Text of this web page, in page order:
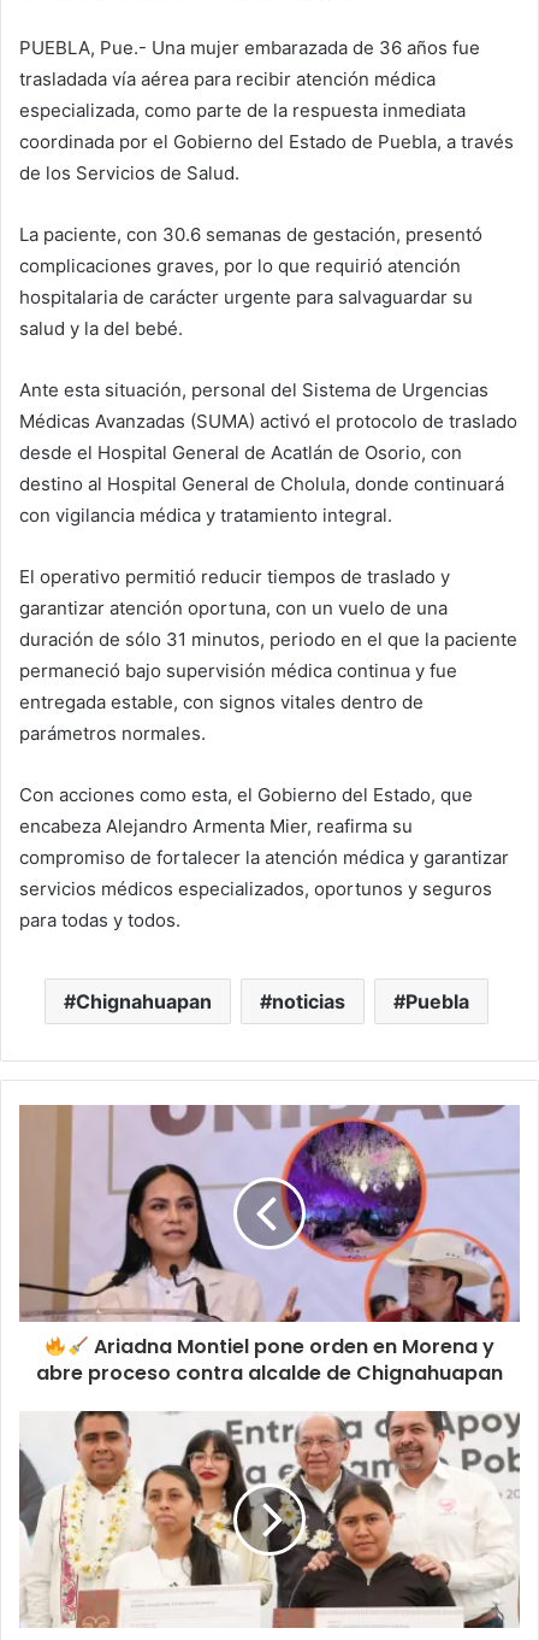
PUEBLA, Pue.- Una mujer embarazada de 36 años fue
trasladada vía aérea para recibir atención médica
especializada, como parte de la respuesta inmediata
coordinada por el Gobierno del Estado de Puebla, a través
de los Servicios de Salud.
La paciente, con 30.6 semanas de gestación, presentó
complicaciones graves, por lo que requirió atención
hospitalaria de carácter urgente para salvaguardar su
salud y la del bebé.
Ante esta situación, personal del Sistema de Urgencias
Médicas Avanzadas (SUMA) activó el protocolo de traslado
desde el Hospital General de Acatlán de Osorio, con
destino al Hospital General de Cholula, donde continuará
con vigilancia médica y tratamiento integral.
El operativo permitió reducir tiempos de traslado y
garantizar atención oportuna, con un vuelo de una
duración de sólo 31 minutos, periodo en el que la paciente
permaneció bajo supervisión médica continua y fue
entregada estable, con signos vitales dentro de
parámetros normales.
Con acciones como esta, el Gobierno del Estado, que
encabeza Alejandro Armenta Mier, reafirma su
compromiso de fortalecer la atención médica y garantizar
servicios médicos especializados, oportunos y seguros
para todas y todos.
Chignahuapan noticias Puebla
Ariadna Montiel pone orden en Morena y
abre proceso contra alcalde de Chignahuapan